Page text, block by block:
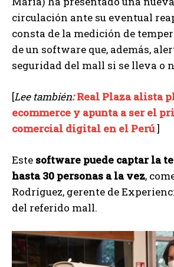
circulación ante su eventual
consta de la medición de
de un software que, además,
seguridad del mall si se lleva o
[Lee también: Real Plaza alista
ecommerce y apunta a ser el
comercial digital en el Perú]
Este software puede captar la
hasta 30 personas a la vez,
Rodríguez, gerente de
del referido mall.